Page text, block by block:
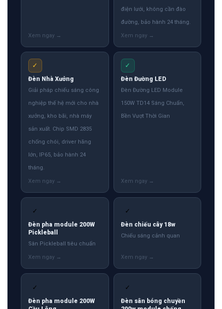
điện lưới, không cần đào
đường, bảo hành 24 tháng.
✓
Đèn Nhà Xưởng
Giải pháp chiếu sáng công
nghiệp thế hệ mới cho nhà
xưởng, kho bãi, nhà máy
sản xuất. Chip SMD 2835
chống chói, driver hãng
lớn, IP65, bảo hành 24
tháng.
✓
Đèn Đường LED
Đèn Đường LED Module
150W TD14 Sáng Chuẩn,
Bền Vượt Thời Gian
✓
Đèn pha module 200W
Pickleball
Sân Pickleball tiêu chuẩn
✓
Đèn chiếu cây 18w
Chiếu sáng cảnh quan
✓
Đèn pha module 200W
✓
Đèn sân bóng chuyền